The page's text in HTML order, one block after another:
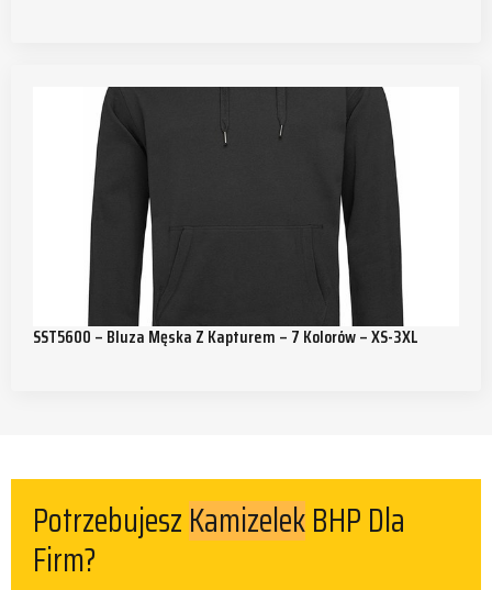
SST5600 – Bluza Męska Z Kapturem – 7 Kolorów – XS-3XL
Potrzebujesz KamizelekBHP Dla
Firm?